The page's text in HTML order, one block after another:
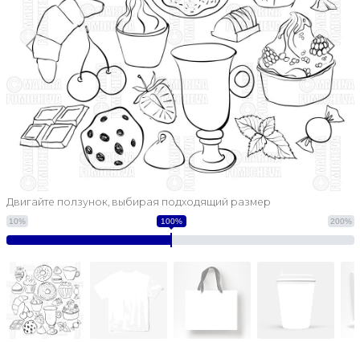
Двигайте ползунок, выбирая подходящий размер
10% 200%
100%